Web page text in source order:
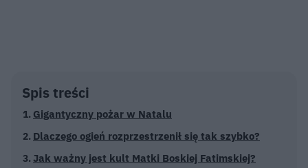
Spis treści
Gigantyczny pożar w Natalu
Dlaczego ogień rozprzestrzenił się tak szybko?
Jak ważny jest kult Matki Boskiej Fatimskiej?